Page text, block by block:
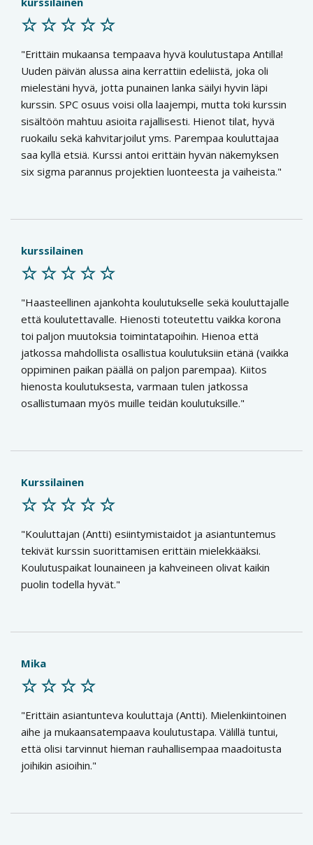
Erittäin mukaansa tempaava hyvä koulutustapa Antilla!
Uuden päivän alussa aina kerrattiin edeliistä, joka oli
mielestäni hyvä, jotta punainen lanka säilyi hyvin läpi
kurssin. SPC osuus voisi olla laajempi, mutta toki kurssin
sisältöön mahtuu asioita rajallisesti. Hienot tilat, hyvä
ruokailu sekä kahvitarjoilut yms. Parempaa kouluttajaa
saa kyllä etsiä. Kurssi antoi erittäin hyvän näkemyksen
six sigma parannus projektien luonteesta ja vaiheista.
kurssilainen
Haasteellinen ajankohta koulutukselle sekä kouluttajalle
että koulutettavalle. Hienosti toteutettu vaikka korona
toi paljon muutoksia toimintatapoihin. Hienoa että
jatkossa mahdollista osallistua koulutuksiin etänä (vaikka
oppiminen paikan päällä on paljon parempaa). Kiitos
hienosta koulutuksesta, varmaan tulen jatkossa
osallistumaan myös muille teidän koulutuksille.
Kurssilainen
Kouluttajan (Antti) esiintymistaidot ja asiantuntemus
tekivät kurssin suorittamisen erittäin mielekkääksi.
Koulutuspaikat lounaineen ja kahveineen olivat kaikin
puolin todella hyvät.
Mika
Erittäin asiantunteva kouluttaja (Antti). Mielenkiintoinen
aihe ja mukaansatempaava koulutustapa. Välillä tuntui,
että olisi tarvinnut hieman rauhallisempaa maadoitusta
joihikin asioihin.